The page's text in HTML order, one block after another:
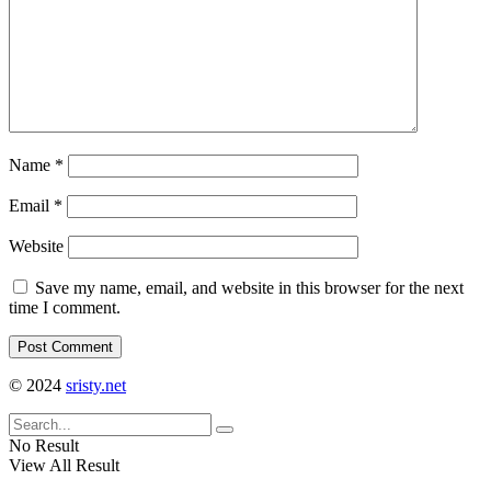
Name *
Email *
Website
Save my name, email, and website in this browser for the next
time I comment.
© 2024 sristy.net
No Result
View All Result